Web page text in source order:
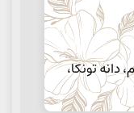
دانه تونکا،